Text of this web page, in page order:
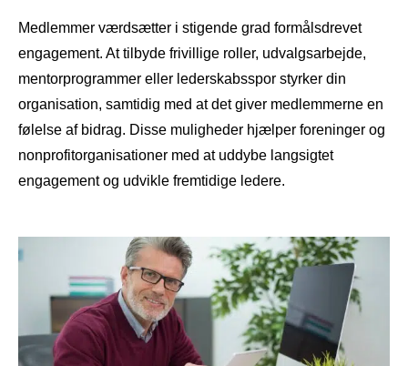
Medlemmer værdsætter i stigende grad formålsdrevet
engagement. At tilbyde frivillige roller, udvalgsarbejde,
mentorprogrammer eller lederskabsspor styrker din
organisation, samtidig med at det giver medlemmerne en
følelse af bidrag. Disse muligheder hjælper foreninger og
nonprofitorganisationer med at uddybe langsigtet
engagement og udvikle fremtidige ledere.